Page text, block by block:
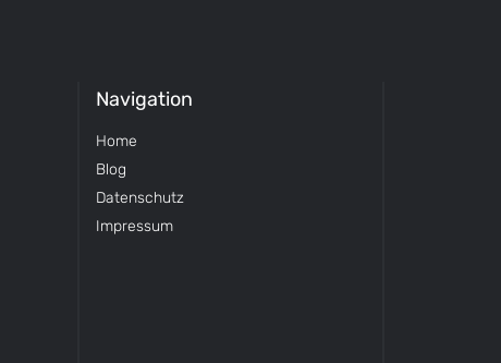
Navigation
Home
Blog
Datenschutz
Impressum